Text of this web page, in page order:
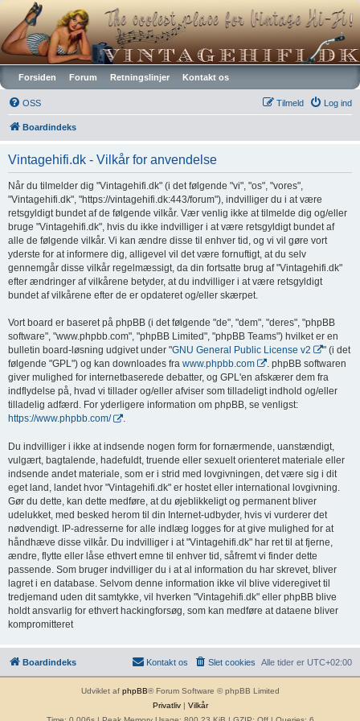
Vintagehifi.dk
Forsiden Forum Retningslinjer Kontakt os
OSS Log ind
Tilmeld
Boardindeks
Vintagehifi.dk - Vilkår for anvendelse
Når du tilmelder dig "Vintagehifi.dk" (i det følgende "vi", "os", "vores",
"Vintagehifi.dk", "https://vintagehifi.dk:443/forum"), indvilliger du i at være
retsgyldigt bundet af de følgende vilkår. Vær venlig ikke at tilmelde dig og/eller
bruge "Vintagehifi.dk", hvis du ikke indvilliger i at være retsgyldigt bundet af
alle de følgende vilkår. Vi kan ændre disse til enhver tid, og vi vil gøre vort
yderste for at informere dig, alligevel vil det være fornuftigt, at du selv
gennemgår disse vilkår regelmæssigt, da din fortsatte brug af "Vintagehifi.dk"
efter ændringer af vilkårene betyder, at du indvilliger i at være retsgyldigt
bundet af vilkårene efter de er opdateret og/eller skærpet.
Vort board er baseret på phpBB (i det følgende "de", "dem", "deres", "phpBB
software", "www.phpbb.com", "phpBB Limited", "phpBB Teams") hvilket er en
bulletin board-løsning udgivet under "GNU General Public License v2
" (i det
følgende "GPL") og kan downloades fra www.phpbb.com
. phpBB softwaren
giver mulighed for internetbaserede debatter, og GPL'en afskærer dem fra
indflydelse på, hvad vi tillader og/eller afviser som tilladeligt indhold og/eller
tilladelig adfærd. For yderligere information om phpBB, se venligst:
https://www.phpbb.com/
.
Du indvilliger i ikke at indsende nogen form for fornærmende, uanstændigt,
vulgært, bagtalende, hadefuldt, truende eller sexuelt orienteret materiale eller
indsende andet materiale, som er i strid med lovgivningen, det være sig i dit
eget land, landet hvor "Vintagehifi.dk" er hostet eller international lovgivning.
Gør du dette, kan dette medføre, at du øjeblikkeligt og permanent bliver
udelukket, med besked herom til din Internet-udbyder, hvis vi vurderer det
nødvendigt. IP-adresserne for alle indlæg logges for at give mulighed for at
håndhæve disse vilkår. Du indvilliger i at "Vintagehifi.dk" har ret til at fjerne,
ændre, flytte eller låse ethvert emne til enhver tid, såfremt vi finder dette
passende. Som bruger indvilliger du i at al information du har skrevet, bliver
lagret i en database. Selvom denne information ikke vil blive videregivet til
tredjemand uden dit samtykke, vil hverken "Vintagehifi.dk" eller phpBB blive
holdt ansvarlig for ethvert hackingforsøg, som kan medføre at dataene bliver
kompromitteret
Boardindeks Alle tider er UTC+02:00
Slet cookies
Kontakt os
Udviklet af phpBB® Forum Software © phpBB Limited
Privatliv| Vilkår